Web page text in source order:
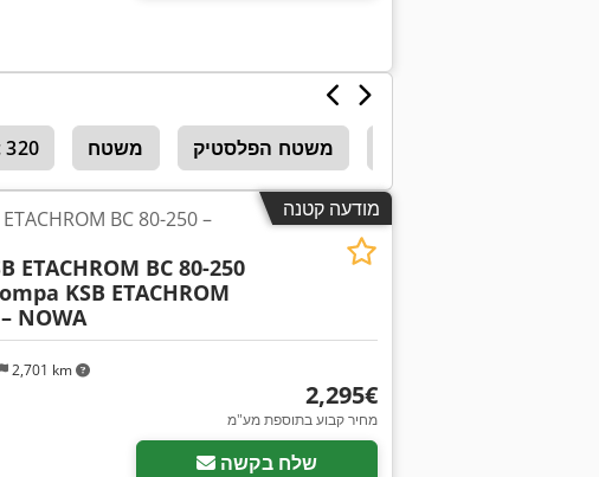
320 משטח משטח הפלסטיק
מודעה קטנה
2,701 km
ETACHROM BC 80-250
KSB ETACHROM
NOWA
‏2,295 ‏€
מחיר קבוע בתוספת מע"מ
שלח בקשה